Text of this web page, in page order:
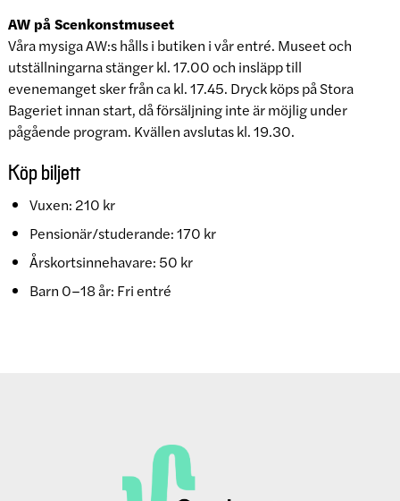
AW på Scenkonstmuseet
Våra mysiga AW:s hålls i butiken i vår entré. Museet och
utställningarna stänger kl. 17.00 och insläpp till
evenemanget sker från ca kl. 17.45. Dryck köps på Stora
Bageriet innan start, då försäljning inte är möjlig under
pågående program. Kvällen avslutas kl. 19.30.
Köp biljett
Vuxen: 210 kr
Pensionär/studerande: 170 kr
Årskortsinnehavare: 50 kr
Barn 0–18 år: Fri entré